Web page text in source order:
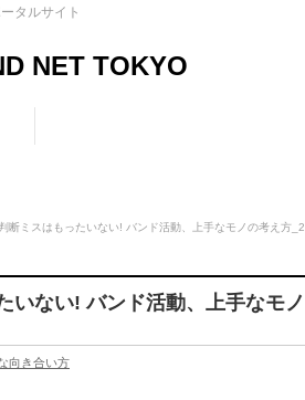
タルサイト
NET TOKYO
断ミスはもったいない! バンド活動、上手なモノの考え方_2
いない! バンド活動、上手なモノ
向き合い方